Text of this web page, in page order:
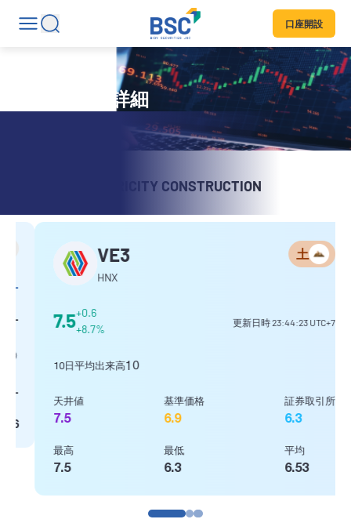
口座開設
銘柄コード詳細
VNECO 3 ELECTRICITY CONSTRUCTION
VE3
HNX
土
7.5+0.6
+8.7%
更新日時23:44:23UTC+7
10日平均出来高10
天井値
最高
基準価格
最低
証券取引所
平均
6.53